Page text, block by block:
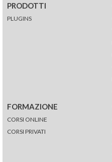
PRODOTTI
PLUGINS
FORMAZIONE
CORSI ONLINE
CORSI PRIVATI